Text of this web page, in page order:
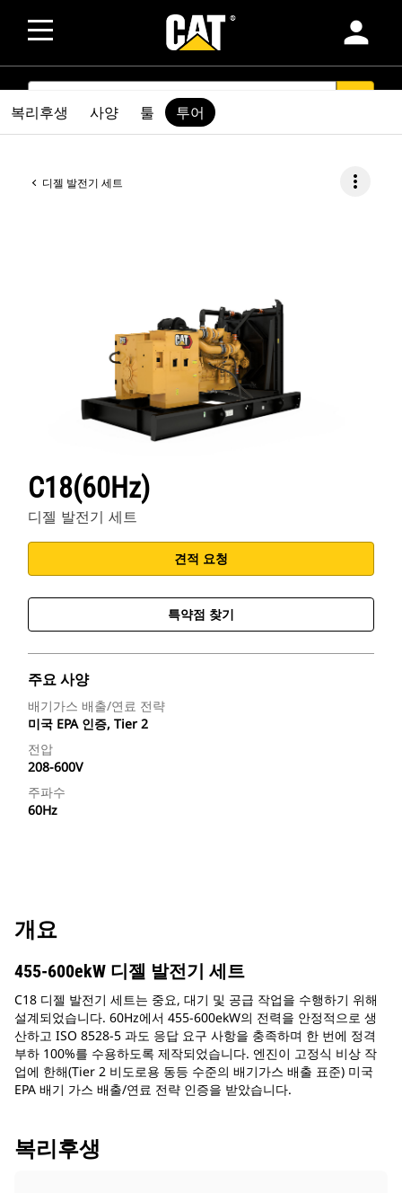
person
SEARCH
디젤 발전기 세트 more_vert
C18(60Hz)
디젤 발전기 세트
견적 요청
특약점 찾기
주요 사양
배기가스 배출/연료 전략
미국 EPA 인증, Tier 2
전압
208-600V
주파수
60Hz
복리후생 사양 툴 투어
개요
455-600ekW 디젤 발전기 세트
C18 디젤 발전기 세트는 중요, 대기 및 공급 작업을 수행하기 위해
설계되었습니다. 60Hz에서 455-600ekW의 전력을 안정적으로 생
산하고 ISO 8528-5 과도 응답 요구 사항을 충족하며 한 번에 정격
부하 100%를 수용하도록 제작되었습니다. 엔진이 고정식 비상 작
업에 한해(Tier 2 비도로용 동등 수준의 배기가스 배출 표준) 미국
EPA 배기 가스 배출/연료 전략 인증을 받았습니다.
복리후생